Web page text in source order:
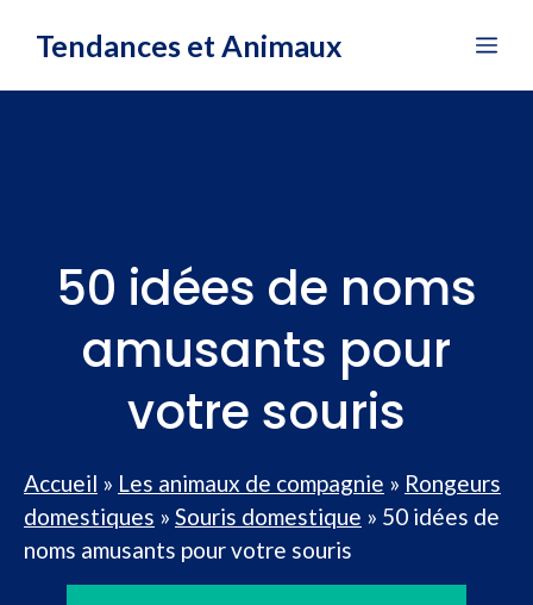
Tendances et Animaux
50 idées de noms
amusants pour
votre souris
Accueil » Les animaux de compagnie » Rongeurs
domestiques » Souris domestique » 50 idées de
noms amusants pour votre souris